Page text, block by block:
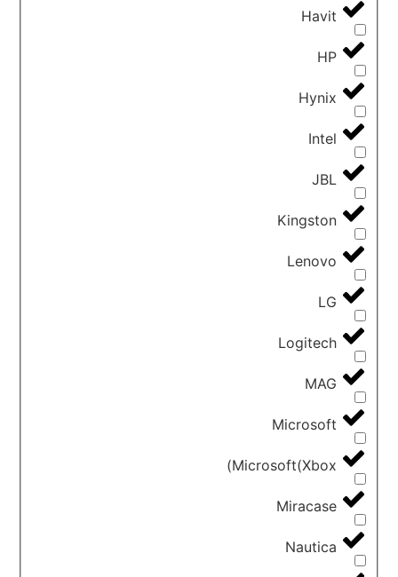
Havit
HP
Hynix
Intel
JBL
Kingston
Lenovo
LG
Logitech
MAG
Microsoft
Microsoft(Xbox)
Miracase
Nautica